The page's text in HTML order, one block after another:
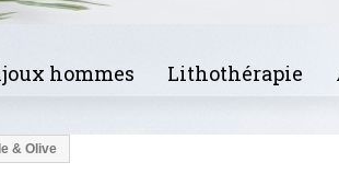
hommes Lithothérapie
& Olive